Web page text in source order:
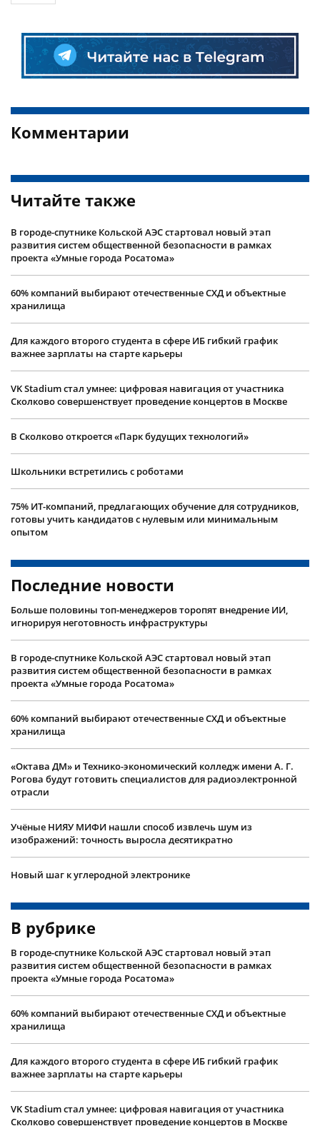
Комментарии
Читайте также
В городе-спутнике Кольской АЭС стартовал новый этап
развития систем общественной безопасности в рамках
проекта «Умные города Росатома»
60% компаний выбирают отечественные СХД и объектные
хранилища
Для каждого второго студента в сфере ИБ гибкий график
важнее зарплаты на старте карьеры
VK Stadium стал умнее: цифровая навигация от участника
Сколково совершенствует проведение концертов в Москве
В Сколково откроется «Парк будущих технологий»
Школьники встретились с роботами
75% ИТ-компаний, предлагающих обучение для сотрудников,
готовы учить кандидатов с нулевым или минимальным
опытом
Последние новости
Больше половины топ-менеджеров торопят внедрение ИИ,
игнорируя неготовность инфраструктуры
В городе-спутнике Кольской АЭС стартовал новый этап
развития систем общественной безопасности в рамках
проекта «Умные города Росатома»
60% компаний выбирают отечественные СХД и объектные
хранилища
«Октава ДМ» и Технико-экономический колледж имени А. Г.
Рогова будут готовить специалистов для радиоэлектронной
отрасли
Учëные НИЯУ МИФИ нашли способ извлечь шум из
изображений: точность выросла десятикратно
Новый шаг к углеродной электронике
В рубрике
В городе-спутнике Кольской АЭС стартовал новый этап
развития систем общественной безопасности в рамках
проекта «Умные города Росатома»
60% компаний выбирают отечественные СХД и объектные
хранилища
Для каждого второго студента в сфере ИБ гибкий график
важнее зарплаты на старте карьеры
VK Stadium стал умнее: цифровая навигация от участника
Сколково совершенствует проведение концертов в Москве